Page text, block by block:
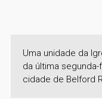
Uma unidade da
da última
cidade de Belford